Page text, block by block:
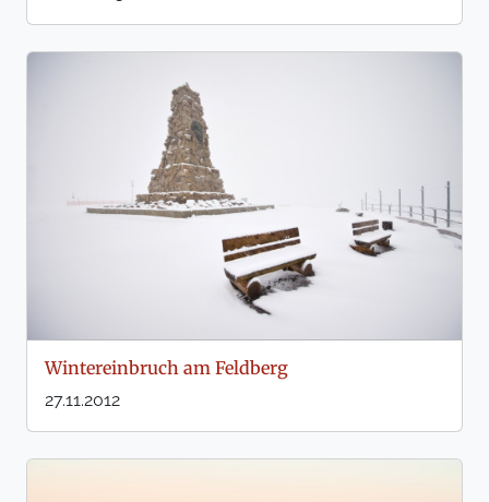
Wintereinbruch am Feldberg
27.11.2012